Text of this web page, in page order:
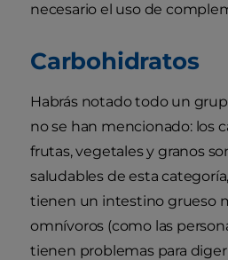
necesario el uso de
Carbohidratos
Habrás notado todo un
no se han mencionado: los
frutas, vegetales y granos
saludables de esta
tienen un intestino grueso
omnívoros (como las
tienen problemas para